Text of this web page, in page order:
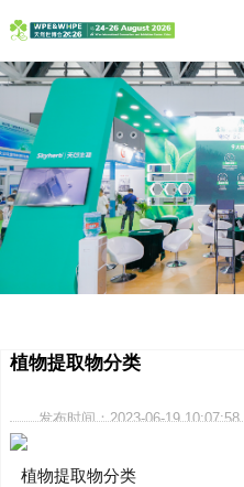
植物提取物分类
发布时间：2023-06-19 10:07:58
植物提取物分类